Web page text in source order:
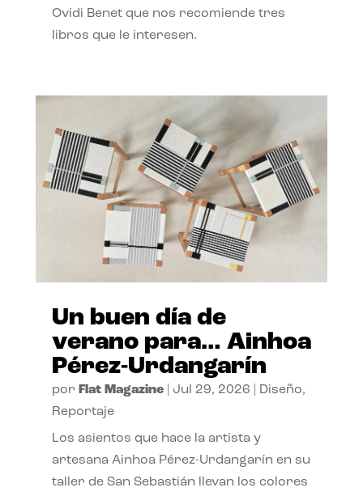
Ovidi Benet que nos recomiende tres
libros que le interesen.
Un buen día de
verano para… Ainhoa
Pérez-Urdangarín
por Flat Magazine| Jul 29, 2026 Diseño,
Reportaje
Los asientos que hace la artista y
artesana Ainhoa Pérez-Urdangarín en su
taller de San Sebastián llevan los colores